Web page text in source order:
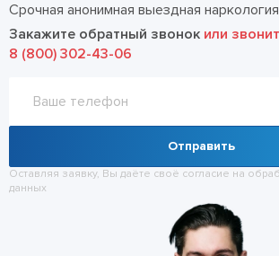
Срочная анонимная выездная наркология
Закажите обратный звонок или
8 (800) 302-43-06
Отправить
Оставляя заявку, Вы даёте своё согласие на
данных